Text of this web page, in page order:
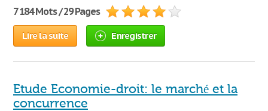
7 184 Mots / 29 Pages
Lire la suite Enregistrer
Etude Economie-droit: le marché et la
concurrence